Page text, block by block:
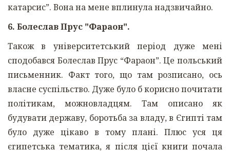
катарсис”. Вона на мене вплинула надзвичайно.
6. Болеслав Прус "Фараон".
Також в університетський період дуже мені
сподобався Болеслав Прус “Фараон”. Це польський
письменник. Факт того, що там розписано, ось
власне суспільство. Дуже було б корисно почитати
політикам, можновладцям. Там описано як
будувати державу, боротьба за владу, в Єгипті там
було дуже цікаво в тому плані. Плюс уся ця
єгипетська тематика, я після цієї книги почала